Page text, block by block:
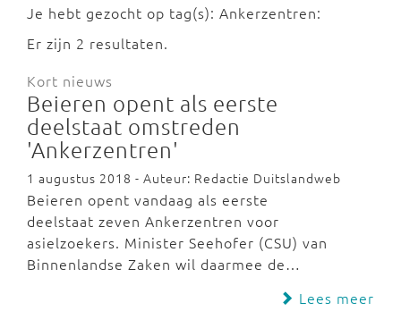
Je hebt gezocht op tag(s): Ankerzentren:
Er zijn 2 resultaten.
Kort nieuws
Beieren opent als eerste
deelstaat omstreden
'Ankerzentren'
1 augustus 2018 - Auteur: Redactie Duitslandweb
Beieren opent vandaag als eerste
deelstaat zeven Ankerzentren voor
asielzoekers. Minister Seehofer (CSU) van
Binnenlandse Zaken wil daarmee de…
Lees meer